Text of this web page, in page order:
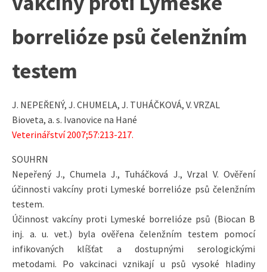
borrelióze psů čelenžním
testem
J. NEPEŘENÝ, J. CHUMELA, J. TUHÁČKOVÁ, V. VRZAL
Bioveta, a. s. Ivanovice na Hané
Veterinářství 2007;57:213-217.
SOUHRN
Nepeřený J., Chumela J., Tuháčková J., Vrzal V. Ověření
účinnosti vakcíny proti Lymeské borrelióze psů čelenžním
testem.
Účinnost vakcíny proti Lymeské borrelióze psů (Biocan B
inj. a. u. vet.) byla ověřena čelenžním testem pomocí
infikovaných klíšťat a dostupnými serologickými
metodami. Po vakcinaci vznikají u psů vysoké hladiny